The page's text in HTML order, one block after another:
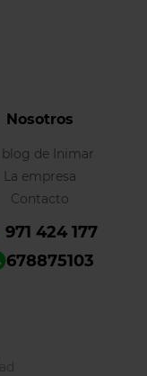
Nosotros
blog de Inimar
La empresa
Contacto
971 424 177
678875103